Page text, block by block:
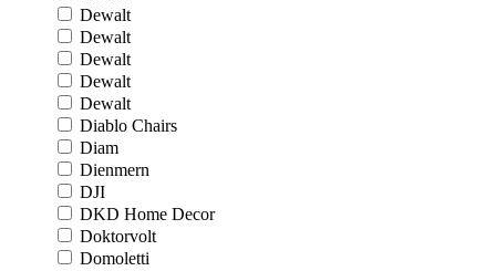
Dewalt
Dewalt
Dewalt
Dewalt
Dewalt
Diablo Chairs
Diam
Dienmern
DJI
DKD Home Decor
Doktorvolt
Domoletti